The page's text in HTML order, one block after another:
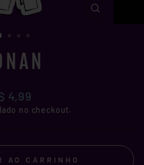
4,99
no checkout.
AO CARRINHO